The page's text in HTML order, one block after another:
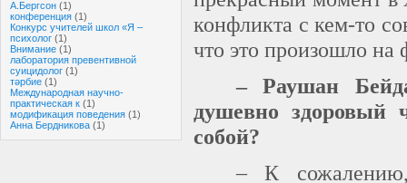
А.Бергсон (1)
конференция (1)
Конкурс учителей школ «Я –
психолог (1)
Внимание (1)
лаборатория превентивной
суицидолог (1)
тәрбие (1)
Международная научно-
практическая к (1)
модификация поведения (1)
Анна Бердникова (1)
конфликта с кем-то
что это произошло на
– Раушан
душевно здоровый
собой?
– К